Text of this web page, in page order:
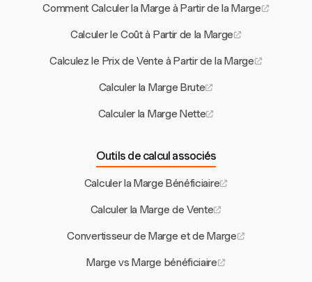
Comment Calculer la Marge à Partir de la Marge
Calculer le Coût à Partir de la Marge
Calculez le Prix de Vente à Partir de la Marge
Calculer la Marge Brute
Calculer la Marge Nette
Outils de calcul associés
Calculer la Marge Bénéficiaire
Calculer la Marge de Vente
Convertisseur de Marge et de Marge
Marge vs Marge bénéficiaire